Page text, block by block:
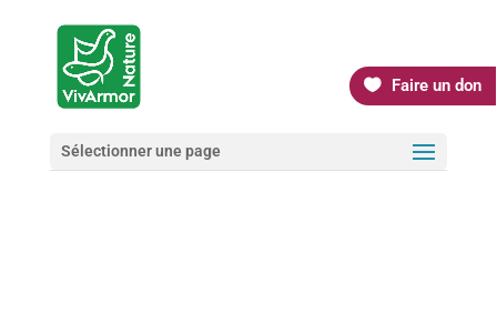
Faire un don
Sélectionner une page